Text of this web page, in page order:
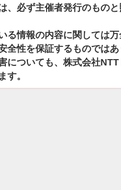
、必ず主催者発行のもの
る情報の内容に関しては万
全性を保証するものでは
についても、株式会社
す。